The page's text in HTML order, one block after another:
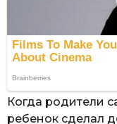
Когда родители
ребенок сделал